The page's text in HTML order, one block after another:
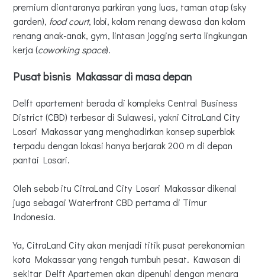
premium diantaranya parkiran yang luas, taman atap (sky
garden), food court, lobi, kolam renang dewasa dan kolam
renang anak-anak, gym, lintasan jogging serta lingkungan
kerja (coworking space).
Pusat bisnis Makassar di masa depan
Delft apartement berada di kompleks Central Business
District (CBD) terbesar di Sulawesi, yakni CitraLand City
Losari Makassar yang menghadirkan konsep superblok
terpadu dengan lokasi hanya berjarak 200 m di depan
pantai Losari.
Oleh sebab itu CitraLand City Losari Makassar dikenal
juga sebagai Waterfront CBD pertama di Timur
Indonesia.
Ya, CitraLand City akan menjadi titik pusat perekonomian
kota Makassar yang tengah tumbuh pesat. Kawasan di
sekitar Delft Apartemen akan dipenuhi dengan menara